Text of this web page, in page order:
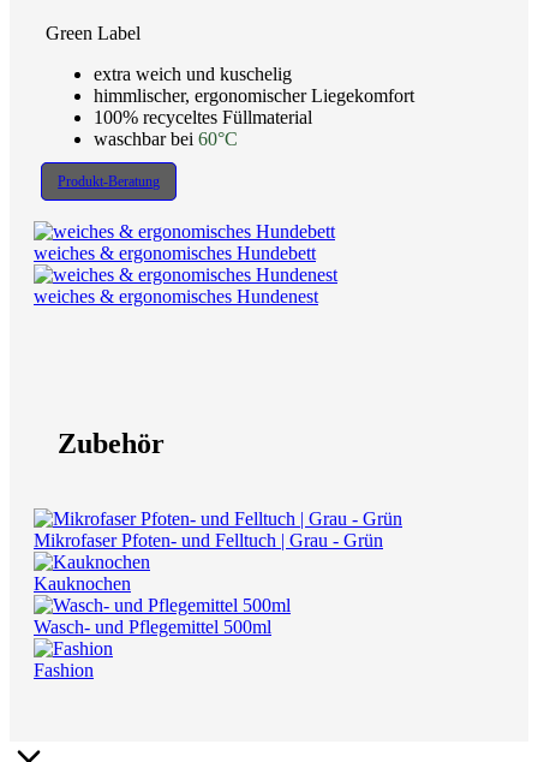
Green Label
extra weich und kuschelig
himmlischer, ergonomischer Liegekomfort
100% recyceltes Füllmaterial
waschbar bei 60°C
Produkt-Beratung
weiches & ergonomisches Hundebett
weiches & ergonomisches Hundenest
Zubehör
Mikrofaser Pfoten- und Felltuch | Grau - Grün
Kauknochen
Wasch- und Pflegemittel 500ml
Fashion